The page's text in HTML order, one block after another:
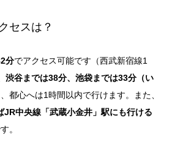
セスは？
分でアクセス可能です（西武新宿線1
渋谷までは38分、池袋までは33分（い
都心へは1時間以内で行けます。また、
JR中央線「武蔵小金井」駅にも行ける
。